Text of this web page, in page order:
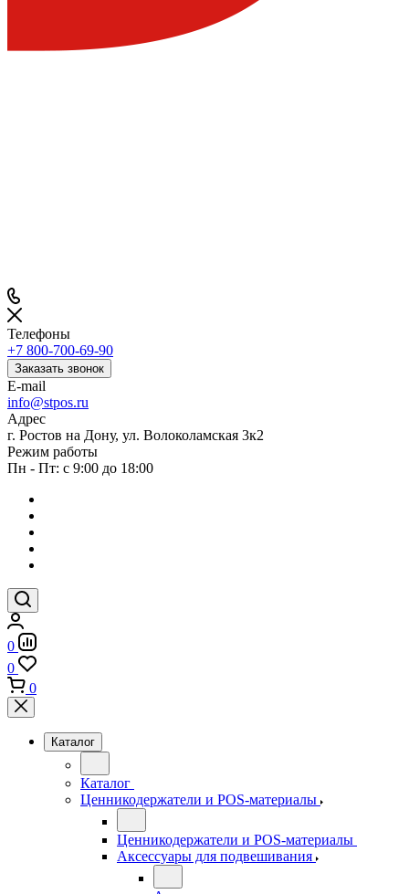
Телефоны
+7 800-700-69-90
Заказать звонок
E-mail
info@stpos.ru
Адрес
г. Ростов на Дону, ул. Волоколамская 3к2
Режим работы
Пн - Пт: с 9:00 до 18:00
0
0
0
Каталог
Каталог
Ценникодержатели и POS-материалы
Ценникодержатели и POS-материалы
Аксессуары для подвешивания